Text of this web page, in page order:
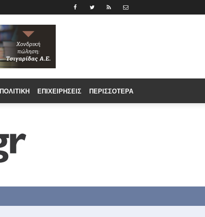
ΠΟΛΙΤΙΚΉ ΕΠΙΧΕΙΡΉΣΕΙΣ ΠΕΡΙΣΣΟΤΕΡΑ